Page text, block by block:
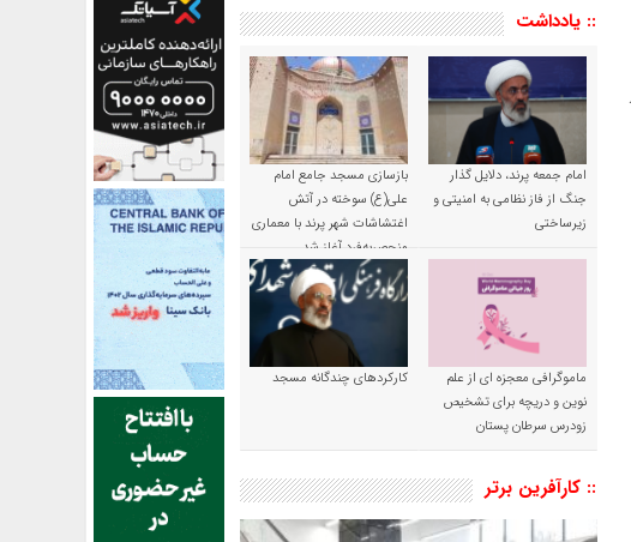
:: یادداشت
امام جمعه پرند، دلایل گذار
جنگ از فاز نظامی به امنیتی و
زیرساختی
بازسازی مسجد جامع امام
علی(ع) سوخته در آتش
اغتشاشات شهر پرند با معماری
منحصربه‌فرد آغاز شد
ماموگرافی معجزه ای از علم
نوین و دریچه برای تشخیص
زودرس سرطان پستان
کارکردهای چندگانه مسجد
:: کارآفرین برتر